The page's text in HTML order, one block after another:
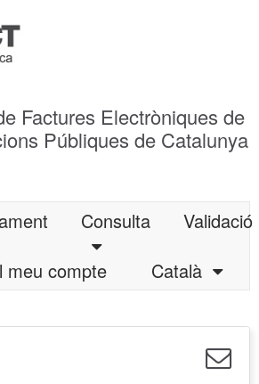
Factures Electròniques de
Públiques de Catalunya
Consulta
Validació
meu compte
Català